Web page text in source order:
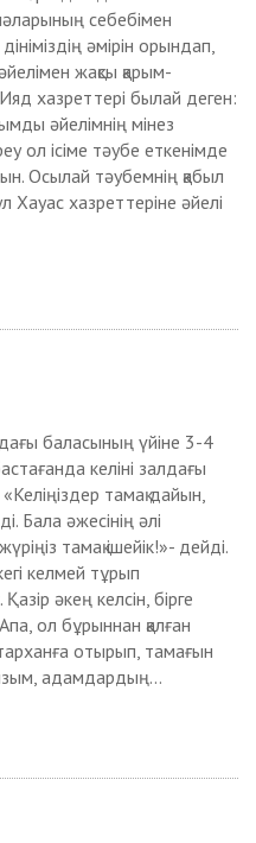
себебімен
әмірін орындап,
жақсы қарым-
хазреттері былай деген:
әйелімнің мінез
ол ісіме тәубе еткенімде
Осылай тәубемнің қабыл
Хауас хазреттеріне әйелі
баласының үйіне 3-4
келіні залдағы
тамақ дайын,
Бала әжесінің әлі
тамақ ішейік!»- дейді.
келмей тұрып
әкең келсін, бірге
ол бұрыннан қалған
отырып, тамағын
адамдардың...